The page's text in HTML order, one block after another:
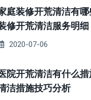
庭装修开荒清洁有
修开荒清洁服务明细
2020-07-06
院开荒清洁有什么
洁措施技巧分析